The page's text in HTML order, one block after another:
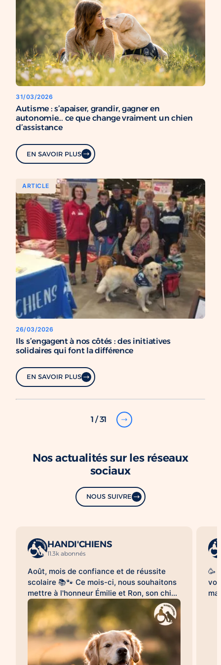
31/03/2026
Autisme : s’apaiser, grandir, gagner en
autonomie… ce que change vraiment un chien
d’assistance
EN SAVOIR PLUS
ARTICLE
26/03/2026
Ils s’engagent à nos côtés : des initiatives
solidaires qui font la différence
EN SAVOIR PLUS
1 / 31
Nos actualités sur les réseaux
sociaux
NOUS SUIVRE
HANDI'CHIENS
11.3k abonnés
Août, mois de confiance et de réussite
scolaire 📚🐾 Ce mois-ci, nous souhaitons
mettre à l'honneur Émilie et Ron, son chien
d'assistance à la réussite scolaire
HANDI'CHIENS 💛 Au quotidien, Ron
accompagne Émilie dans son collège et
l'aide à évoluer dans un environnement
scolaire avec davantage de sérénité, de
confiance et d'apaisement. Sa présence
🥳